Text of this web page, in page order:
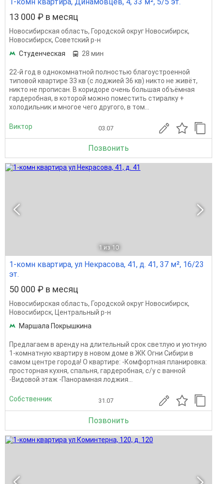
13 000 ₽ в месяц
Новосибирская область, Городской округ Новосибирск,
Новосибирск, Советский р-н
Студенческая
28 мин
22-й год в однокомнатной полностью благоустроенной
типовой квартире 33 кв (с лоджией 36 кв) никто не живёт,
никто не прописан. В коридоре очень большая объёмная
гардеробная, в которой можно поместить стиралку +
холодильник и многое чего другого, в том...
Виктор 03.07
Позвонить
1 из 10
1-комн квартира, ул Некрасова, 41, д. 41, 37 м², 16/23
эт.
50 000 ₽ в месяц
Новосибирская область, Городской округ Новосибирск,
Новосибирск,
Центральный р-н
Маршала Покрышкина
Предлагаем в аренду на длительный срок светлую и уютную
1-кoмнaтную квартиру в новoм дoме в ЖК Oгни Сибиpи в
самoм центре горoдa! О квартире: -Комфортная планировка:
просторная кухня, спальня, гардеробная, с/у с ванной
-Видовой этаж -Панорамная лоджия...
Собственник 31.07
Позвонить